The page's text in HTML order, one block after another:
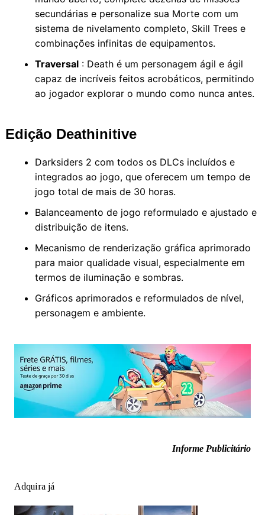
secundárias e personalize sua Morte com um
sistema de nivelamento completo, Skill Trees e
combinações infinitas de equipamentos.
Traversal: Death é um personagem ágil e ágil
capaz de incríveis feitos acrobáticos, permitindo
ao jogador explorar o mundo como nunca antes.
Edição Deathinitive
Darksiders 2 com todos os DLCs incluídos e
integrados ao jogo, que oferecem um tempo de
jogo total de mais de 30 horas.
Balanceamento de jogo reformulado e ajustado e
distribuição de itens.
Mecanismo de renderização gráfica aprimorado
para maior qualidade visual, especialmente em
termos de iluminação e sombras.
Gráficos aprimorados e reformulados de nível,
personagem e ambiente.
Informe Publicitário
Adquira já